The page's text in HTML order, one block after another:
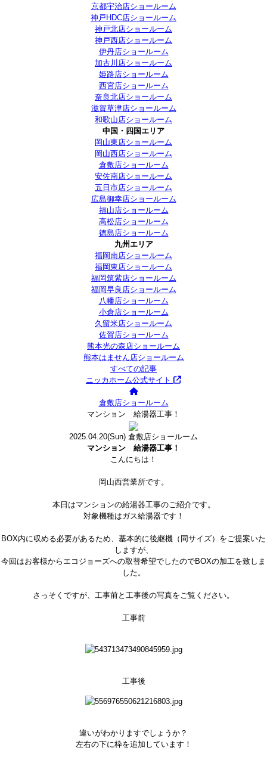
京都宇治店ショールーム
神戸HDC店ショールーム
神戸北店ショールーム
神戸西店ショールーム
伊丹店ショールーム
加古川店ショールーム
姫路店ショールーム
西宮店ショールーム
奈良北店ショールーム
滋賀草津店ショールーム
和歌山店ショールーム
中国・四国エリア
岡山東店ショールーム
岡山西店ショールーム
倉敷店ショールーム
安佐南店ショールーム
五日市店ショールーム
広島御幸店ショールーム
福山店ショールーム
高松店ショールーム
徳島店ショールーム
九州エリア
福岡南店ショールーム
福岡東店ショールーム
福岡筑紫店ショールーム
福岡早良店ショールーム
八幡店ショールーム
小倉店ショールーム
久留米店ショールーム
佐賀店ショールーム
熊本光の森店ショールーム
熊本はません店ショールーム
すべての記事
ニッカホーム公式サイト
倉敷店ショールーム
マンション 給湯器工事！
2025.04.20(Sun) 倉敷店ショールーム
マンション 給湯器工事！
こんにちは！
岡山西営業所です。
本日はマンションの給湯器工事のご紹介です。
対象機種はガス給湯器です！
BOX内に収める必要があるため、基本的に後継機（同サイズ）をご提案いた
しますが、
今回はお客様からエコジョーズへの取替希望でしたのでBOXの加工を致しま
した。
さっそくですが、工事前と工事後の写真をご覧ください。
工事前
工事後
違いがわかりますでしょうか？
左右の下に枠を追加しています！